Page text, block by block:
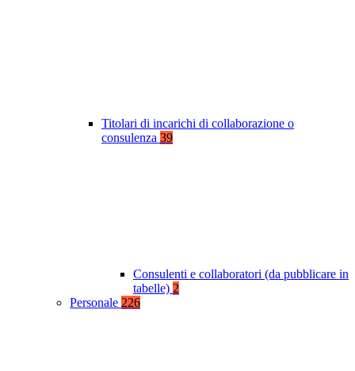
Titolari di incarichi di collaborazione o
consulenza 39
Consulenti e collaboratori (da pubblicare in
tabelle) 2
Personale 226